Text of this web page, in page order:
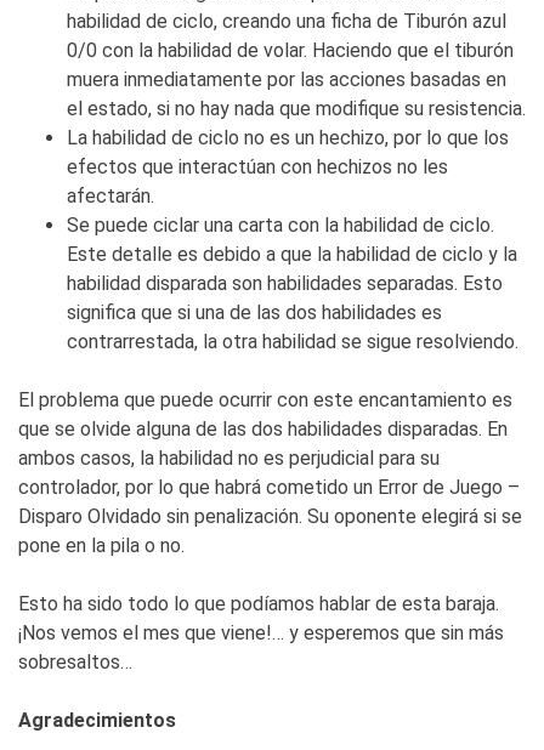
habilidad de ciclo, creando una ficha de Tiburón azul
0/0 con la habilidad de volar. Haciendo que el tiburón
muera inmediatamente por las acciones basadas en
el estado, si no hay nada que modifique su resistencia.
La habilidad de ciclo no es un hechizo, por lo que los
efectos que interactúan con hechizos no les
afectarán.
Se puede ciclar una carta con la habilidad de ciclo.
Este detalle es debido a que la habilidad de ciclo y la
habilidad disparada son habilidades separadas. Esto
significa que si una de las dos habilidades es
contrarrestada, la otra habilidad se sigue resolviendo.
El problema que puede ocurrir con este encantamiento es
que se olvide alguna de las dos habilidades disparadas. En
ambos casos, la habilidad no es perjudicial para su
controlador, por lo que habrá cometido un Error de Juego –
Disparo Olvidado sin penalización. Su oponente elegirá si se
pone en la pila o no.
Esto ha sido todo lo que podíamos hablar de esta baraja.
¡Nos vemos el mes que viene!… y esperemos que sin más
sobresaltos…
Agradecimientos